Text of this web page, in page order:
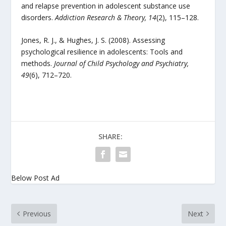
and relapse prevention in adolescent substance use
disorders.Addiction Research & Theory, 14(2), 115–128.
Jones, R. J., & Hughes, J. S. (2008). Assessing
psychological resilience in adolescents: Tools and
methods.Journal of Child Psychology and Psychiatry,
49(6), 712–720.
SHARE:
Below Post Ad
Previous Next